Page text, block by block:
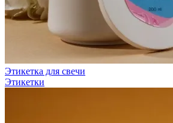
Этикетка для свечи
Этикетки